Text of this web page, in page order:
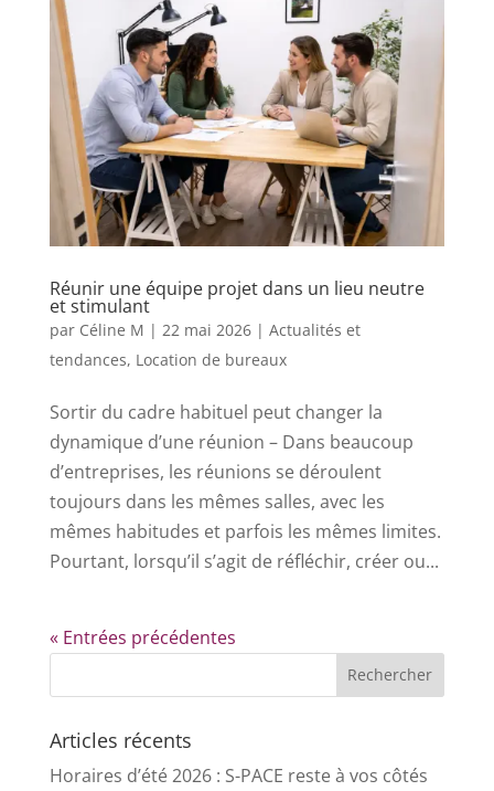
Réunir une équipe projet dans un lieu neutre
et stimulant
par Céline M | 22 mai 2026| Actualités et
tendances, Location de bureaux
Sortir du cadre habituel peut changer la
dynamique d’une réunion – Dans beaucoup
d’entreprises, les réunions se déroulent
toujours dans les mêmes salles, avec les
mêmes habitudes et parfois les mêmes limites.
Pourtant, lorsqu’il s’agit de réfléchir, créer ou...
« Entrées précédentes
Articles récents
Horaires d’été 2026 : S-PACE reste à vos côtés